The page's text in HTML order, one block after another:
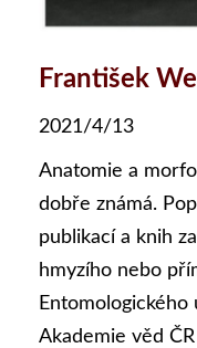
František
2021/4/13
Anatomie a
dobře známá.
publikací a knih
hmyzího nebo
Akademie věd